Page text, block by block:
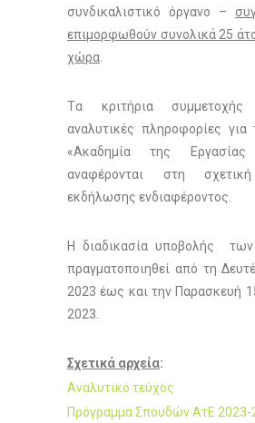
συνδικαλιστικό όργανο –
επιμορφωθούν συνολικά 25
χώρα
Tα κριτήρια
αναλυτικές πληροφορίες
«Ακαδημία της
αναφέρονται στη
εκδήλωσης ενδιαφέροντος.
Η διαδικασία υποβολής
πραγματοποιηθεί από τη
2023 έως και την Παρασκευή
2023.
Σχετικά αρχεία:
Αναλυτικό τεύχος
Πρόγραμμα Σπουδών ΑτΕ 2023-